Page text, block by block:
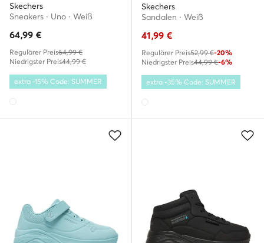
Skechers
Sneakers · Uno · Weiß
64,99 €
Regulärer Preis64,99 €
Niedrigster Preis44,99 €
extra -15% Code: SUMMER
Skechers
Sandalen · Weiß
41,99 €
Regulärer Preis52,99 €-20%
Niedrigster Preis44,99 €-6%
extra -35% Code: SUMMER